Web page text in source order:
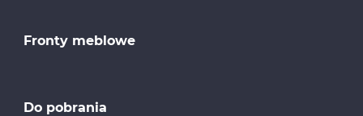
Fronty meblowe
Do pobrania